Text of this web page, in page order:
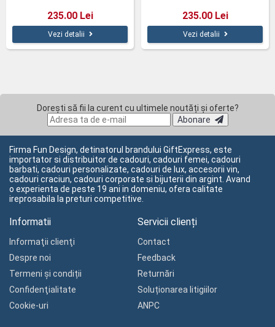
235.00 Lei
Vezi detalii
235.00 Lei
Vezi detalii
Dorești să fii la curent cu ultimele noutăți și oferte?
Abonare
Firma Fun Design, detinatorul brandului GiftExpress, este
importator si distribuitor de cadouri, cadouri femei, cadouri
barbati, cadouri personalizate, cadouri de lux, accesorii vin,
cadouri craciun, cadouri corporate si bijuterii din argint. Avand
o experienta de peste 19 ani in domeniu, ofera calitate
ireprosabila la preturi competitive.
Informatii
Informaţii clienţi
Despre noi
Termeni și condiții
Confidenţialitate
Cookie-uri
Servicii clienți
Contact
Feedback
Returnări
Soluționarea litigiilor
ANPC